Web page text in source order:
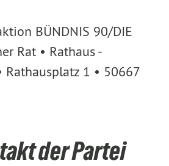
BÜNDNIS 90/DIE
Rat • Rathaus -
Rathausplatz 1 • 50667
der Partei